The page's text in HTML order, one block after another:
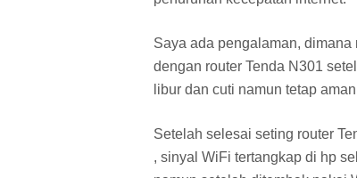
Saya ada pengalaman,
dengan router Tenda N301
libur dan cuti namun tetap
Setelah selesai seting router
, sinyal WiFi tertangkap di hp